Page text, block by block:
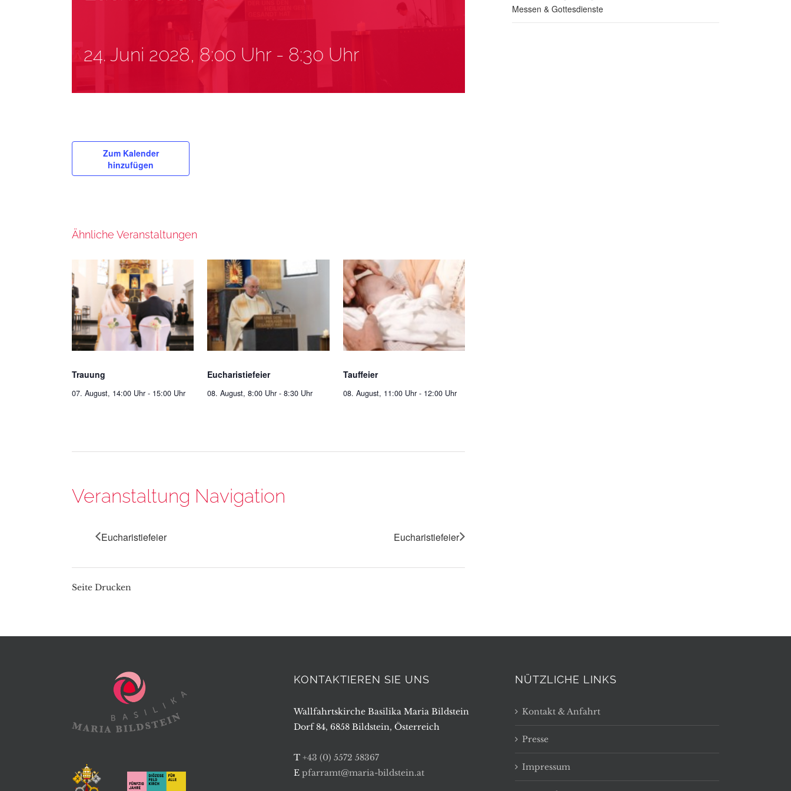
24. Juni 2028, 8:00 Uhr - 8:30 Uhr
Zum Kalender
hinzufügen
Ähnliche Veranstaltungen
Trauung
07. August, 14:00 Uhr - 15:00 Uhr
Eucharistiefeier
08. August, 8:00 Uhr - 8:30 Uhr
Tauffeier
08. August, 11:00 Uhr - 12:00 Uhr
Veranstaltung Navigation
Eucharistiefeier Eucharistiefeier
Seite Drucken
Messen & Gottesdienste
KONTAKTIEREN SIE UNS
Wallfahrtskirche Basilika Maria Bildstein
Dorf 84, 6858 Bildstein, Österreich
T +43 (0) 5572 58367
E pfarramt@maria-bildstein.at
NÜTZLICHE LINKS
Kontakt & Anfahrt
Presse
Impressum